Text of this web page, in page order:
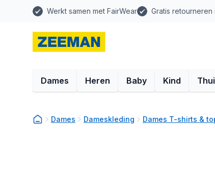
Werkt samen met FairWear Gratis retourneren
Dames Heren Baby Kind
Dames Dameskleding Dames T-shirts &